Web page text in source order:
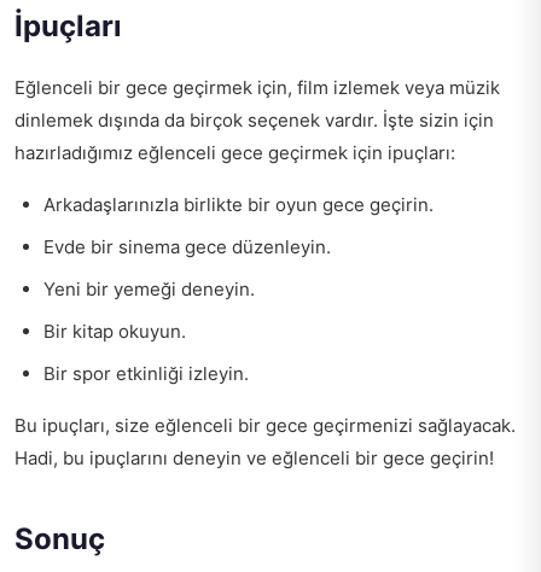
İpuçları
Eğlenceli bir gece geçirmek için, film izlemek veya müzik
dinlemek dışında da birçok seçenek vardır. İşte sizin için
hazırladığımız eğlenceli gece geçirmek için ipuçları:
Arkadaşlarınızla birlikte bir oyun gece geçirin.
Evde bir sinema gece düzenleyin.
Yeni bir yemeği deneyin.
Bir kitap okuyun.
Bir spor etkinliği izleyin.
Bu ipuçları, size eğlenceli bir gece geçirmenizi sağlayacak.
Hadi, bu ipuçlarını deneyin ve eğlenceli bir gece geçirin!
Sonuç